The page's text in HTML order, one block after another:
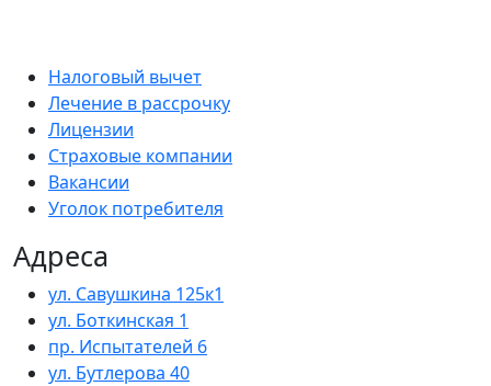
Налоговый вычет
Лечение в рассрочку
Лицензии
Страховые компании
Вакансии
Уголок потребителя
Адреса
ул. Савушкина 125к1
ул. Боткинская 1
пр. Испытателей 6
ул. Бутлерова 40